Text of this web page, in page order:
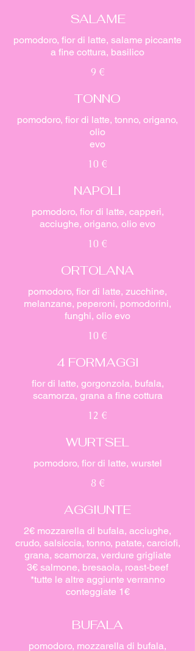
SALAME
pomodoro, fior di latte, salame piccante
a fine cottura, basilico
9 €
TONNO
pomodoro, fior di latte, tonno, origano,
olio
evo
10 €
NAPOLI
pomodoro, fior di latte, capperi,
acciughe, origano, olio evo
10 €
ORTOLANA
pomodoro, fior di latte, zucchine,
melanzane, peperoni, pomodorini,
funghi, olio evo
10 €
4 FORMAGGI
fior di latte, gorgonzola, bufala,
scamorza, grana a fine cottura
12 €
WURTSEL
pomodoro, fior di latte, wurstel
8 €
AGGIUNTE
2€ mozzarella di bufala, acciughe,
crudo, salsiccia, tonno, patate, carciofi,
grana, scamorza, verdure grigliate
3€ salmone, bresaola, roast-beef
*tutte le altre aggiunte verranno
conteggiate 1€
BUFALA
pomodoro, mozzarella di bufala,